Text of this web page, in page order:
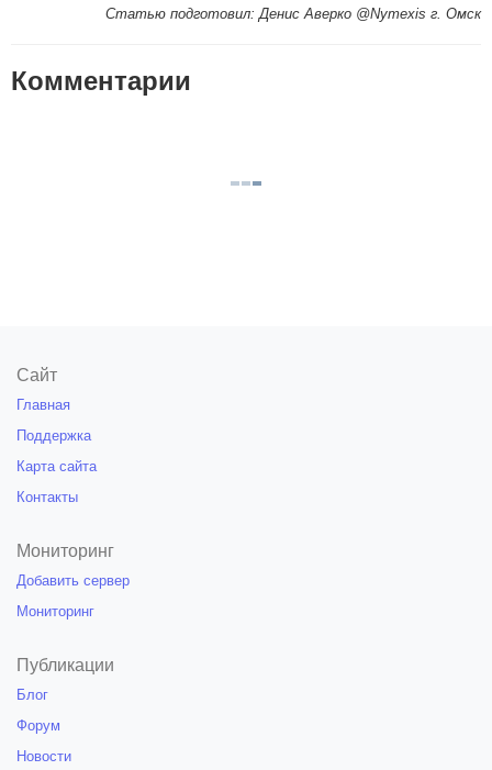
Статью подготовил: Денис Аверко @Nymexis г. Омск
Комментарии
Сайт
Главная
Поддержка
Карта сайта
Контакты
Мониторинг
Добавить сервер
Мониторинг
Публикации
Блог
Форум
Новости